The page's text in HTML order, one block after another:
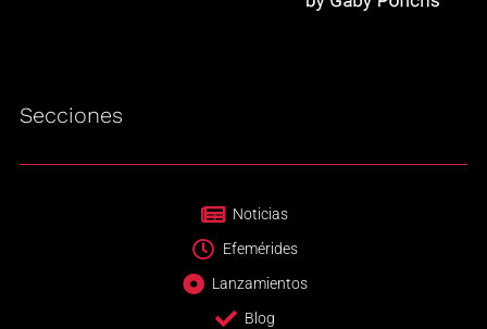
Secciones
Noticias
Efemérides
Lanzamientos
Blog